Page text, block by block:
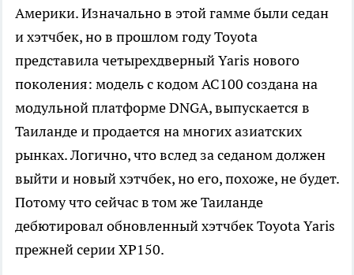
Америки. Изначально в этой гамме были седан
и хэтчбек, но в прошлом году Toyota
представила четырехдверный Yaris нового
поколения: модель с кодом AC100 создана на
модульной платформе DNGA, выпускается в
Таиланде и продается на многих азиатских
рынках. Логично, что вслед за седаном должен
выйти и новый хэтчбек, но его, похоже, не будет.
Потому что сейчас в том же Таиланде
дебютировал обновленный хэтчбек Toyota Yaris
прежней серии XP150.